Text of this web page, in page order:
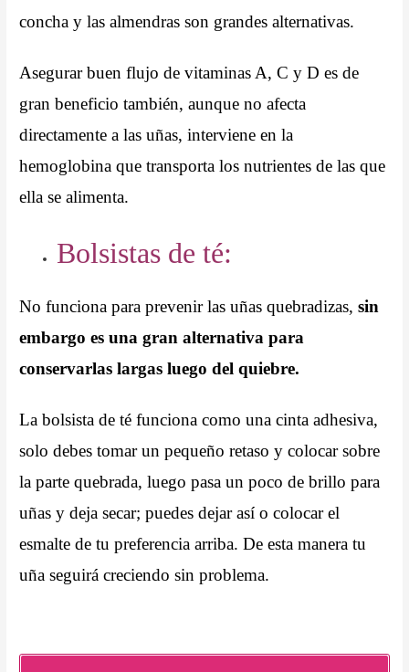
concha y las almendras son grandes alternativas.
Asegurar buen flujo de vitaminas A, C y D es de
gran beneficio también, aunque no afecta
directamente a las uñas, interviene en la
hemoglobina que transporta los nutrientes de las que
ella se alimenta.
Bolsistas de té:
No funciona para prevenir las uñas quebradizas,sin
embargo es una gran alternativa para
conservarlas largas luego del quiebre.
La bolsista de té funciona como una cinta adhesiva,
solo debes tomar un pequeño retaso y colocar sobre
la parte quebrada, luego pasa un poco de brillo para
uñas y deja secar; puedes dejar así o colocar el
esmalte de tu preferencia arriba. De esta manera tu
uña seguirá creciendo sin problema.